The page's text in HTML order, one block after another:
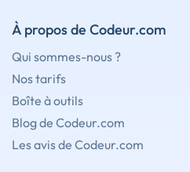
À propos de Codeur.com
Qui sommes-nous ?
Nos tarifs
Boîte à outils
Blog de Codeur.com
Les avis de Codeur.com